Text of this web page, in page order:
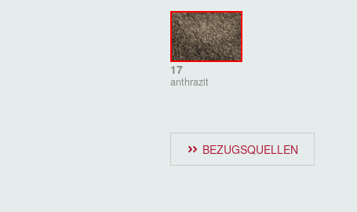
17
anthrazit
BEZUGSQUELLEN